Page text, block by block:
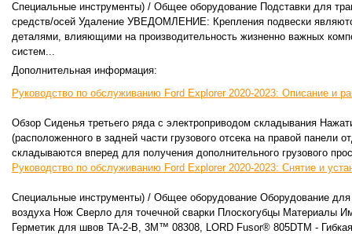
Специальные инструменты) / Общее оборудование Подставки для
средств/осей Удаление УВЕДОМЛЕНИЕ: Крепления подвески
деталями, влияющими на производительность жизненно важных
систем...
Дополнительная информация:
Руководство по обслуживанию Ford Explorer 2020-2023: Описание и
Обзор Сиденья третьего ряда с электроприводом складывания
(расположенного в задней части грузового отсека на правой панели
складываются вперед для получения дополнительного грузового
Руководство по обслуживанию Ford Explorer 2020-2023: Снятие и
Специальные инструменты) / Общее оборудование Оборудование
воздуха Нож Сверло для точечной сварки Плоскогубцы Материалы
Герметик для швов TA-2-B, 3M™ 08308, LORD Fusor® 805DTM -